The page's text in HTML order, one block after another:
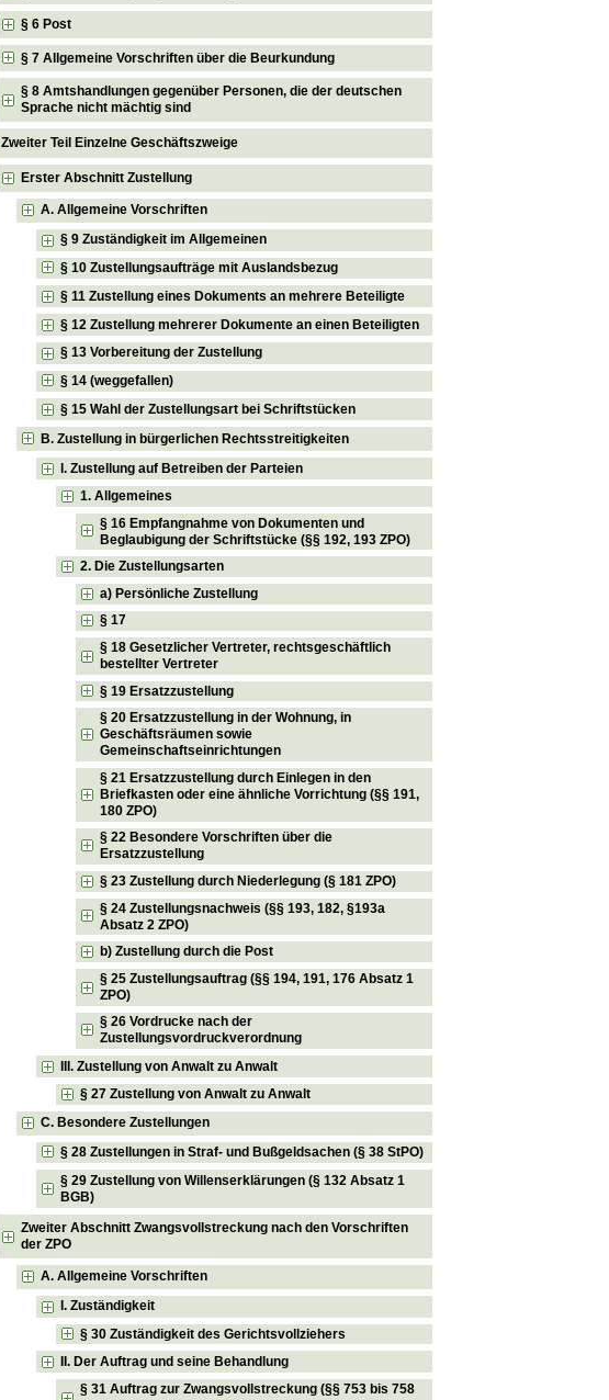
§ 6 Post
§ 7 Allgemeine Vorschriften über die Beurkundung
§ 8 Amtshandlungen gegenüber Personen, die der deutschen
Sprache nicht mächtig sind
Zweiter Teil Einzelne Geschäftszweige
Erster Abschnitt Zustellung
A. Allgemeine Vorschriften
§ 9 Zuständigkeit im Allgemeinen
§ 10 Zustellungsaufträge mit Auslandsbezug
§ 11 Zustellung eines Dokuments an mehrere Beteiligte
§ 12 Zustellung mehrerer Dokumente an einen Beteiligten
§ 13 Vorbereitung der Zustellung
§ 14 (weggefallen)
§ 15 Wahl der Zustellungsart bei Schriftstücken
B. Zustellung in bürgerlichen Rechtsstreitigkeiten
I. Zustellung auf Betreiben der Parteien
1. Allgemeines
§ 16 Empfangnahme von Dokumenten und
Beglaubigung der Schriftstücke (§§ 192, 193 ZPO)
2. Die Zustellungsarten
a) Persönliche Zustellung
§ 17
§ 18 Gesetzlicher Vertreter, rechtsgeschäftlich
bestellter Vertreter
§ 19 Ersatzzustellung
§ 20 Ersatzzustellung in der Wohnung, in
Geschäftsräumen sowie
Gemeinschaftseinrichtungen
§ 21 Ersatzzustellung durch Einlegen in den
Briefkasten oder eine ähnliche Vorrichtung (§§ 191,
180 ZPO)
§ 22 Besondere Vorschriften über die
Ersatzzustellung
§ 23 Zustellung durch Niederlegung (§ 181 ZPO)
§ 24 Zustellungsnachweis (§§ 193, 182, §193a
Absatz 2 ZPO)
b) Zustellung durch die Post
§ 25 Zustellungsauftrag (§§ 194, 191, 176 Absatz 1
ZPO)
§ 26 Vordrucke nach der
Zustellungsvordruckverordnung
III. Zustellung von Anwalt zu Anwalt
§ 27 Zustellung von Anwalt zu Anwalt
C. Besondere Zustellungen
§ 28 Zustellungen in Straf- und Bußgeldsachen (§ 38 StPO)
§ 29 Zustellung von Willenserklärungen (§ 132 Absatz 1
BGB)
Zweiter Abschnitt Zwangsvollstreckung nach den Vorschriften
der ZPO
A. Allgemeine Vorschriften
I. Zuständigkeit
§ 30 Zuständigkeit des Gerichtsvollziehers
II. Der Auftrag und seine Behandlung
§ 31 Auftrag zur Zwangsvollstreckung (§§ 753 bis 758